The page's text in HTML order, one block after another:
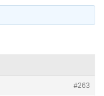
#263